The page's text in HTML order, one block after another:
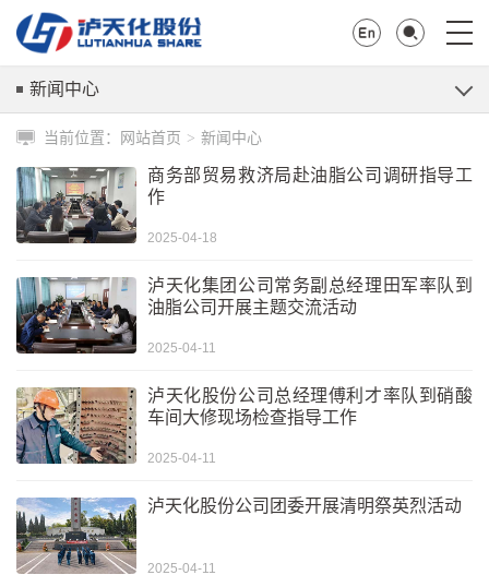
新闻中心
当前位置： 网站首页 > 新闻中心
商务部贸易救济局赴油脂公司调研指导工
作
2025-04-18
泸天化集团公司常务副总经理田军率队到
油脂公司开展主题交流活动
2025-04-11
泸天化股份公司总经理傅利才率队到硝酸
车间大修现场检查指导工作
2025-04-11
泸天化股份公司团委开展清明祭英烈活动
2025-04-11